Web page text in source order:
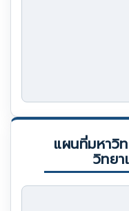
แผนที่มหาวิ
วิทย